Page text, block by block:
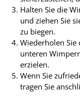
Halten Sie die
und ziehen Sie
zu biegen.
Wiederholen Sie
unteren
erzielen.
Wenn Sie
tragen Sie